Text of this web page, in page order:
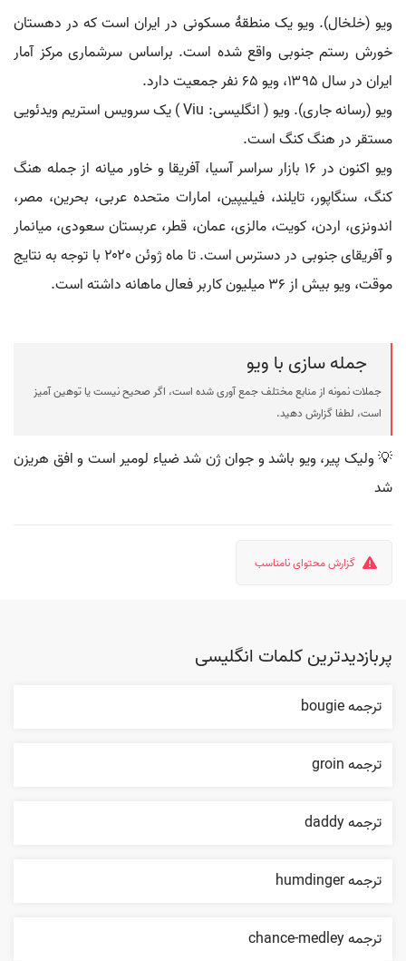
ویو (خلخال). ویو یک منطقهٔ مسکونی در ایران است که در دهستان
خورش رستم جنوبی واقع شده است. براساس سرشماری مرکز آمار
ایران در سال ۱۳۹۵، ویو ۶۵ نفر جمعیت دارد.
ویو (رسانه جاری). ویو ( انگلیسی: Viu ) یک سرویس استریم ویدئویی
مستقر در هنگ کنگ است.
ویو اکنون در ۱۶ بازار سراسر آسیا، آفریقا و خاور میانه از جمله هنگ
کنگ، سنگاپور، تایلند، فیلیپین، امارات متحده عربی، بحرین، مصر،
اندونزی، اردن، کویت، مالزی، عمان، قطر، عربستان سعودی، میانمار
و آفریقای جنوبی در دسترس است. تا ماه ژوئن ۲۰۲۰ با توجه به نتایج
موقت، ویو بیش از ۳۶ میلیون کاربر فعال ماهانه داشته است.
جمله سازی با ویو
جملات نمونه از منابع مختلف جمع آوری شده است، اگر صحیح نیست یا توهین آمیز
است، لطفا گزارش دهید.
💡 ولیک پیر، ویو باشد و جوان ژن شد ضیاء لومیر است و افق هریزن
شد
گزارش محتوای نامناسب
پربازدیدترین کلمات انگلیسی
ترجمه bougie
ترجمه groin
ترجمه daddy
ترجمه humdinger
ترجمه chance-medley